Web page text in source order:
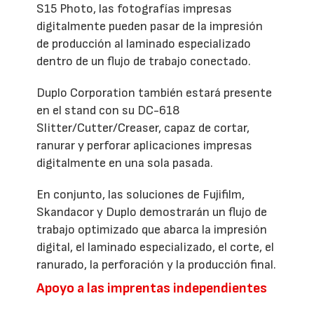
S15 Photo, las fotografías impresas
digitalmente pueden pasar de la impresión
de producción al laminado especializado
dentro de un flujo de trabajo conectado.
Duplo Corporation también estará presente
en el stand con su DC-618
Slitter/Cutter/Creaser, capaz de cortar,
ranurar y perforar aplicaciones impresas
digitalmente en una sola pasada.
En conjunto, las soluciones de Fujifilm,
Skandacor y Duplo demostrarán un flujo de
trabajo optimizado que abarca la impresión
digital, el laminado especializado, el corte, el
ranurado, la perforación y la producción final.
Apoyo a las imprentas independientes